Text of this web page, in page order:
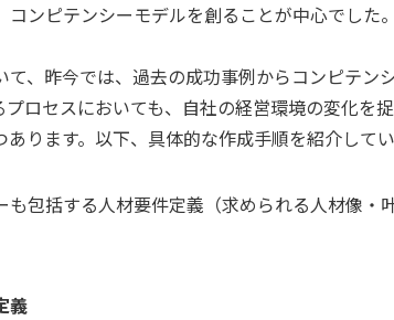
ンピテンシーモデルを創ることが中心でした
、昨今では、過去の成功事例からコンピテン
ロセスにおいても、自社の経営環境の変化を
ります。以下、具体的な作成手順を紹介してい
包括する人材要件定義（求められる人材像・
義